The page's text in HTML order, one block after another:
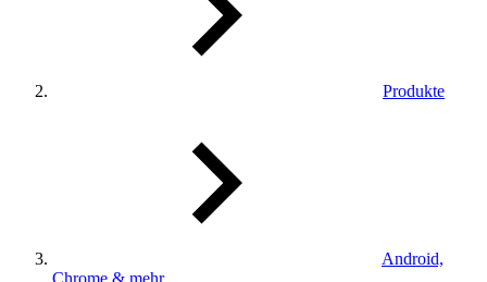
Produkte
Android,
Chrome & mehr